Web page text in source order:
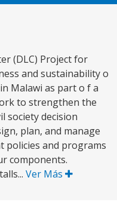
(DLC) Project for
and sustainability o
Malawi as part o f a
to strengthen the
society decision
plan, and manage
policies and programs
components.
Ver Más